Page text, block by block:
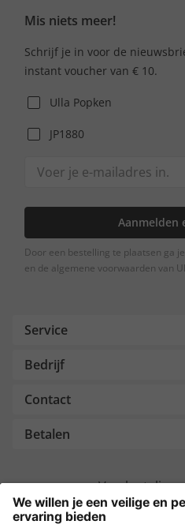
Mis niets meer!
Schrijf je in voor de
instant voucher van € 10.
Ulla Popken
JP1880
Aanmelden
Door een bestelling te plaatsen ga
en de algemene voorwaarden van
Service
Bedrijf
Contact
Betalen
Versleuteling